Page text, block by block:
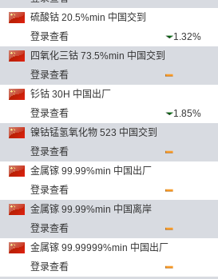
硫酸钴 20.5%min 中国交到
登录查看
1.32%
四氧化三钴 73.5%min 中国交到
登录查看
钐钴 30H 中国出厂
登录查看
1.85%
镍钴锰氢氧化物 523 中国交到
登录查看
金属镓 99.99%min 中国出厂
登录查看
金属镓 99.99%min 中国离岸
登录查看
金属镓 99.99999%min 中国出厂
登录查看